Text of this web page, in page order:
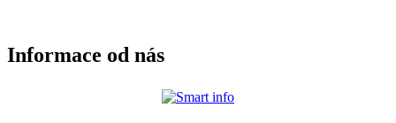
Informace od nás